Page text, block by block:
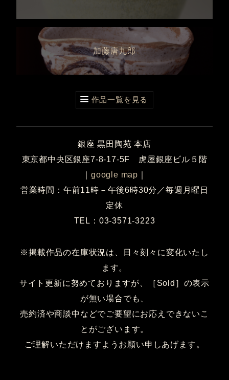
加藤唐九郎
作品一覧を見る
銀座 黒田陶苑 本店
東京都中央区銀座7-8-17-5F 虎屋銀座ビル５階
google map
営業時間：午前11時－午後6時30分／毎週月曜日
定休
TEL：03-3571-3223
※掲載作品の在庫状況は、日々刻々に変化いたし
ます。
サイト更新に努めておりますが、［Sold］の表示
が無い場合でも、
売約済や商談中などでご要望にお応えできないこ
とがございます。
ご理解いただけますようお願い申しあげます。